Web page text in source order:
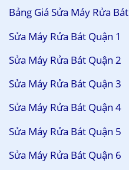
Bảng Giá Sửa Máy Rửa Bát
Sửa Máy Rửa Bát Quận 1
Sửa Máy Rửa Bát Quận 2
Sửa Máy Rửa Bát Quận 3
Sửa Máy Rửa Bát Quận 4
Sửa Máy Rửa Bát Quận 5
Sửa Máy Rửa Bát Quận 6